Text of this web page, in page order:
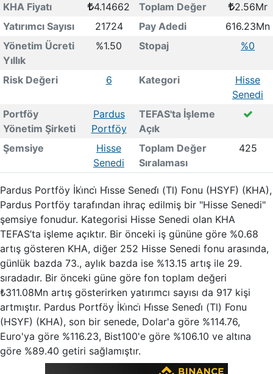
KHA Fiyatı 4.14662 Toplam Değer
2.56Mr
Yatırımcı Sayısı
21724 Pay Adedi
616.23Mn
Yönetim Ücreti
Yıllık
%1.50 Stopaj %0
Risk Değeri 6 Kategori
Hisse
Senedi
Portföy
Yönetim Şirketi
Pardus
Portföy
TEFAS'ta İşleme
Açık
Şemsiye
Hisse
Senedi
Toplam Değer
Sıralaması
425
Pardus Portföy İki̇nci̇ Hi̇sse Senedi̇ (Tl) Fonu (HSYF) (KHA),
Pardus Portföy tarafından ihraç edilmiş bir "Hisse Senedi"
şemsiye fonudur. Kategorisi Hisse Senedi olan KHA
TEFAS’ta işleme açıktır. Bir önceki iş gününe göre %0.68
artış gösteren KHA, diğer 252 Hisse Senedi fonu arasında,
günlük bazda 73., aylık bazda ise %13.15 artış ile 29.
sıradadır. Bir önceki güne göre fon toplam değeri
₺311.08Mn artış gösterirken yatırımcı sayısı da 917 kişi
artmıştır. Pardus Portföy İki̇nci̇ Hi̇sse Senedi̇ (Tl) Fonu
(HSYF) (KHA), son bir senede, Dolar'a göre %114.76,
Euro'ya göre %116.23, Bist100'e göre %106.10 ve altına
göre %89.40 getiri sağlamıştır.